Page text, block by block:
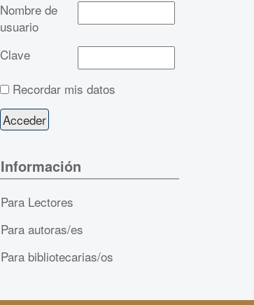
Nombre de
usuario
Clave
Recordar mis datos
Información
Para Lectores
Para autoras/es
Para bibliotecarias/os